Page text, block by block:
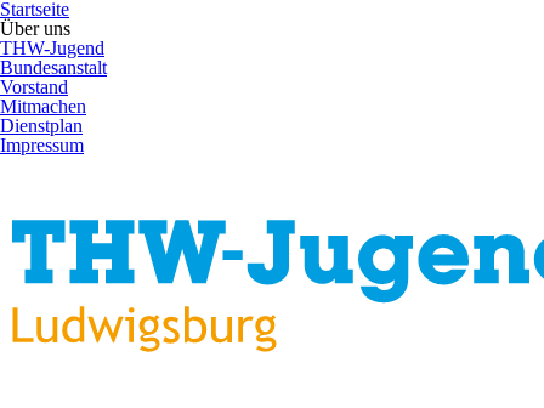
Startseite
Über uns
THW-Jugend
Bundesanstalt
Vorstand
Mitmachen
Dienstplan
Impressum